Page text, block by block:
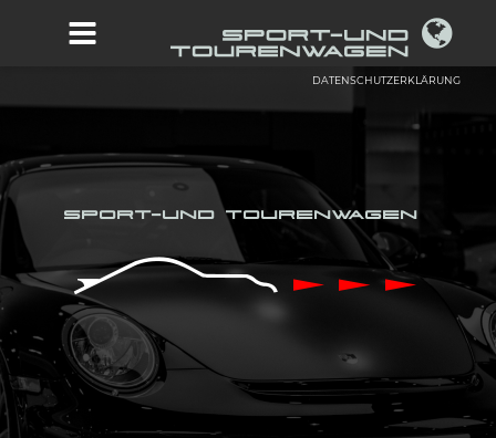
SPORT-UND TOURENWAGEN
DATENSCHUTZERKLÄRUNG